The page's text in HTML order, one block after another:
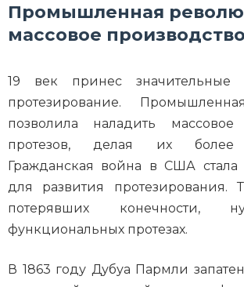
Промышленная
массовое производство
19 век принес значительные
протезирование.
позволила наладить массовое
протезов, делая их более
Гражданская война в США стала
для развития протезирования.
потерявших конечности,
функциональных протезах.
В 1863 году Дубуа Пармли